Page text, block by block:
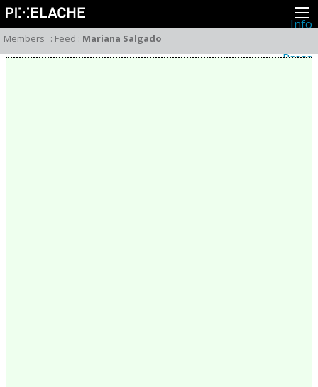
Info
Press
Members : Feed : Mariana Salgado